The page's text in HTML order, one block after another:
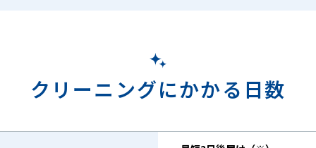
クリーニングにかかる日数